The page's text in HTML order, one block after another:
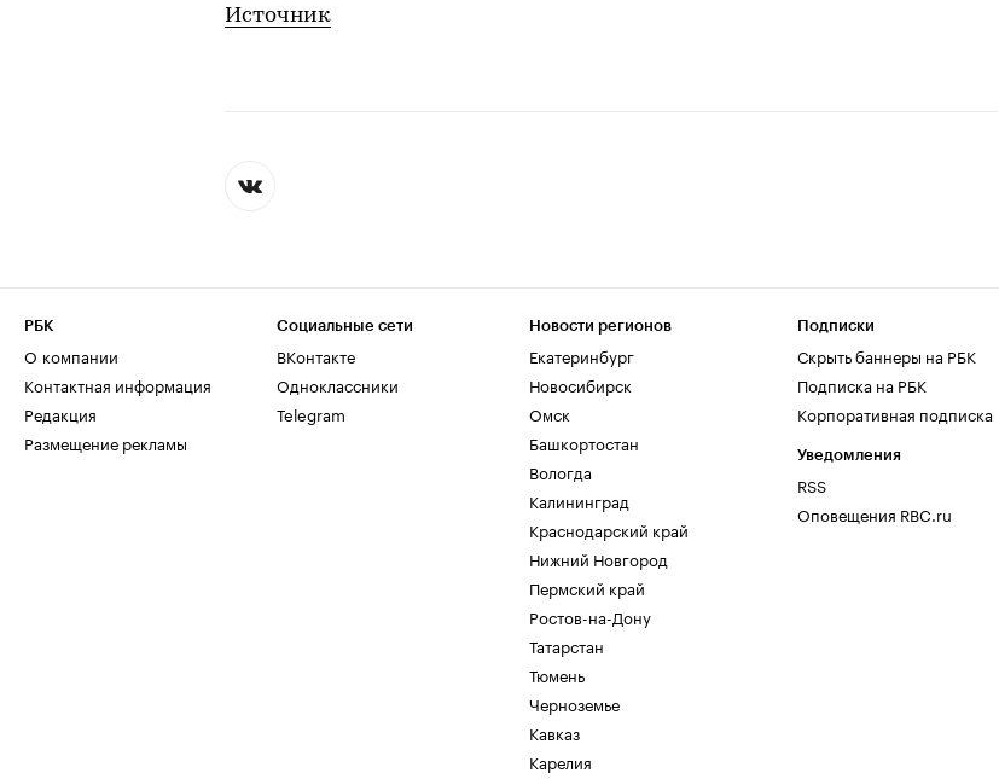
Источник
РБК
О компании
Контактная информация
Редакция
Размещение рекламы
Социальные сети
ВКонтакте
Одноклассники
Telegram
Новости регионов
Екатеринбург
Новосибирск
Омск
Башкортостан
Вологда
Калининград
Краснодарский край
Нижний Новгород
Пермский край
Ростов-на-Дону
Татарстан
Тюмень
Черноземье
Кавказ
Карелия
Подписки
Скрыть баннеры на РБК
Подписка на РБК
Корпоративная подписка
Уведомления
RSS
Оповещения RBC.ru